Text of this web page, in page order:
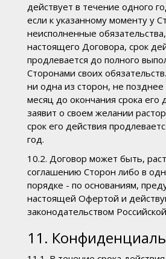
действует в течение одного
если к указанному моменту у
неисполненные
настоящего Договора, срок
продлевается до полного
Сторонами своих
ни одна из сторон, не
месяц до окончания срока его
заявит о своем желании
срок его действия
год.
10.2. Договор может быть,
соглашению Сторон либо в
порядке - по основаниям,
настоящей Офертой и
законодательством
11.